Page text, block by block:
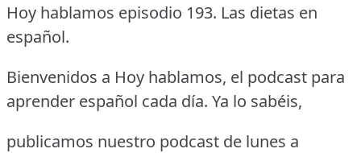
Hoy hablamos episodio 193. Las dietas en
español.
Bienvenidos a Hoy hablamos, el podcast para
aprender español cada día. Ya lo sabéis,
publicamos nuestro podcast de lunes a